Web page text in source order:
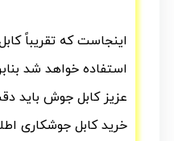
اینجاست که تقریباً
استفاده خواهد شد
عزیز کابل جوش باید
خرید کابل جوشکاری